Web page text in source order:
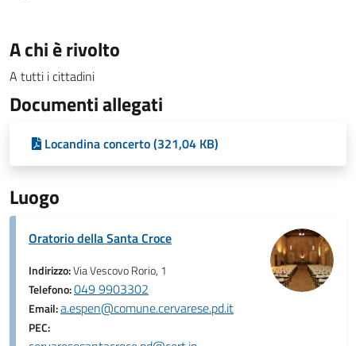
A chi è rivolto
A tutti i cittadini
Documenti allegati
Locandina concerto (321,04 KB)
Luogo
Oratorio della Santa Croce
Indirizzo:Via Vescovo Rorio, 1
Telefono:049 9903302
Email:a.espen@comune.cervarese.pd.it
PEC: